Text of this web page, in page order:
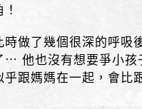
時做了幾個很深的呼吸
⋯ 他也沒有想要爭小孩
乎跟媽媽在一起，會比